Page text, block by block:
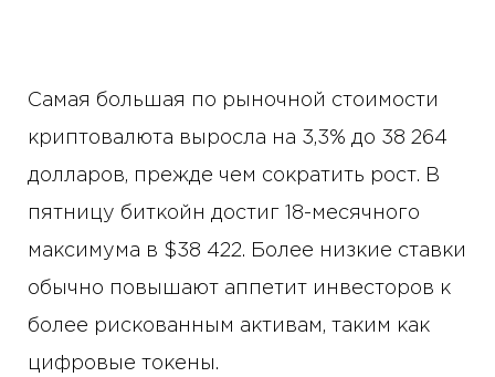
Самая большая по рыночной стоимости
криптовалюта выросла на 3,3% до 38 264
долларов, прежде чем сократить рост. В
пятницу биткойн достиг 18-месячного
максимума в $38 422. Более низкие ставки
обычно повышают аппетит инвесторов к
более рискованным активам, таким как
цифровые токены.